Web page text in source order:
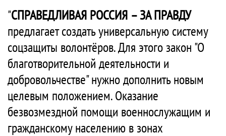
"СПРАВЕДЛИВАЯ РОССИЯ – ЗА ПРАВДУ
предлагает создать универсальную систему
соцзащиты волонтёров. Для этого закон "О
благотворительной деятельности и
добровольчестве" нужно дополнить новым
целевым положением. Оказание
безвозмездной помощи военнослужащим и
гражданскому населению в зонах